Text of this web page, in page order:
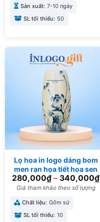
Sản xuất: 7-10 ngày
SL tối thiểu: 50
Lọ hoa in logo dáng bom
men rạn họa tiết hoa sen
xanh LH-06
280,000₫ – 340,000₫
Giá tham khảo theo số lượng
Chất liệu: Gốm sứ
SL tối thiểu: 10